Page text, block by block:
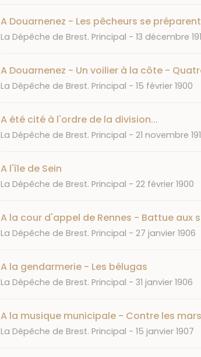
A Douarnenez - Les pêcheurs se
Journal
La Dépêche de Brest. Principal Date
13 décembre
A Douarnenez - Un voilier à la côte -
Journal
La Dépêche de Brest. Principal Date
15 février 1900
A été cité à l'ordre de la division...
Journal
La Dépêche de Brest. Principal Date
21 novembre
A l'île de Sein
Journal
La Dépêche de Brest. Principal Date
22 février 1900
A la cour d'appel de Rennes - Battue aux
Journal
La Dépêche de Brest. Principal Date
27 janvier 1906
A la gendarmerie - Les bélugas
Journal
La Dépêche de Brest. Principal Date
31 janvier 1906
A la musique municipale - Contre les
Journal
La Dépêche de Brest. Principal Date
15 janvier 1907